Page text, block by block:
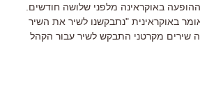
באוקראינה מלפני שלושה חודשים.
באוקראינית "נתבקשנו לשיר את השיר
שירים מקרטני התבקש לשיר עבור הקהל